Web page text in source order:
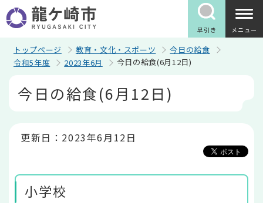
の
ペ
早引き メニュー
トップページ 教育・文化・スポーツ
今日の給食
令和5年度
2023年6月 今日の給食(6月12日)
今日の給食(6月12日)
更新日：2023年6月12日
小学校